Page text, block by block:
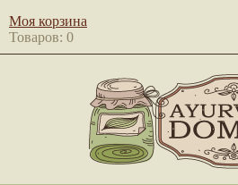
Моя корзина
Товаров: 0